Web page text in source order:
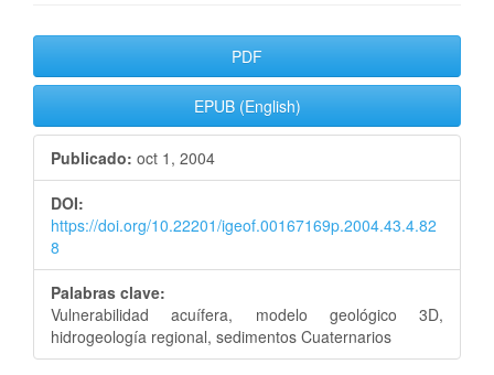
Barra
lateral
del
artículo
PDF
EPUB (English)
Publicado: oct 1, 2004
DOI:
https://doi.org/10.22201/igeof.00167169p.2004.43.4.82
8
Palabras clave:
Vulnerabilidad acuífera, modelo geológico 3D,
hidrogeología regional, sedimentos Cuaternarios